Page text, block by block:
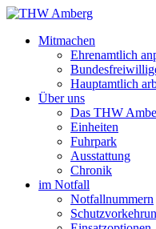
Mitmachen
Ehrenamtlich
Hauptamtlich
Über uns
Das THW
Einheiten
Fuhrpark
Ausstattung
Chronik
im Notfall
Notfallnummern